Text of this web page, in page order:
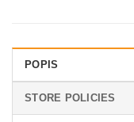
POPIS
STORE POLICIES